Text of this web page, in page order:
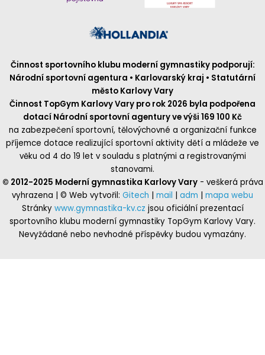
Činnost sportovního klubu moderní gymnastiky podporují:
Národní sportovní agentura • Karlovarský kraj • Statutární
město Karlovy Vary
Činnost TopGym Karlovy Vary pro rok 2026 byla podpořena
dotací Národní sportovní agentury ve výši 169 100 Kč
na zabezpečení sportovní, tělovýchovné a organizační funkce
příjemce dotace realizující sportovní aktivity dětí a mládeže ve
věku od 4 do 19 let v souladu s platnými a registrovanými
stanovami.
© 2012-2025 Moderní gymnastika Karlovy Vary- veškerá práva
vyhrazena | © Web vytvořil: Gitech mail adm
mapa webu
Stránky www.gymnastika-kv.cz jsou oficiální prezentací
sportovního klubu moderní gymnastiky TopGym Karlovy Vary.
Nevyžádané nebo nevhodné příspěvky budou vymazány.